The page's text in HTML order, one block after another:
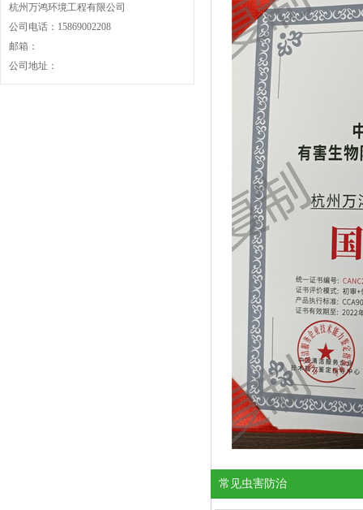
杭州万鸿环境工程有限公司
公司电话：15869002208
邮箱：
公司地址：
常见虫害防治